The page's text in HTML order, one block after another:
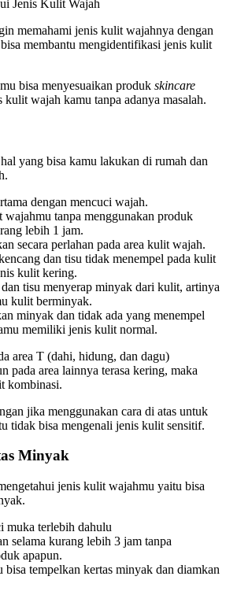
memahami jenis kulit wajahnya dengan
membantu mengidentifikasi jenis kulit
bisa menyesuaikan produk skincare
kulit wajah kamu tanpa adanya masalah.
yang bisa kamu lakukan di rumah dan
dengan mencuci wajah.
tanpa menggunakan produk
lebih 1 jam.
secara perlahan pada area kulit wajah.
dan tisu tidak menempel pada kulit
kulit kering.
tisu menyerap minyak dari kulit, artinya
kulit berminyak.
minyak dan tidak ada yang menempel
memiliki jenis kulit normal.
area T (dahi, hidung, dan dagu)
pada area lainnya terasa kering, maka
kombinasi.
jika menggunakan cara di atas untuk
tidak bisa mengenali jenis kulit sensitif.
Minyak
jenis kulit wajahmu yaitu bisa
muka terlebih dahulu
selama kurang lebih 3 jam tanpa
apapun.
bisa tempelkan kertas minyak dan diamkan